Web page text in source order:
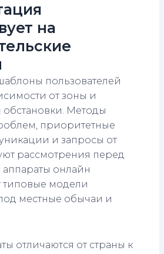
на
пользователей
от зоны и
Методы
приоритетные
и запросы от
рассмотрения перед
онлайн
типовые модели
местные обычаи и
отличаются от страны к